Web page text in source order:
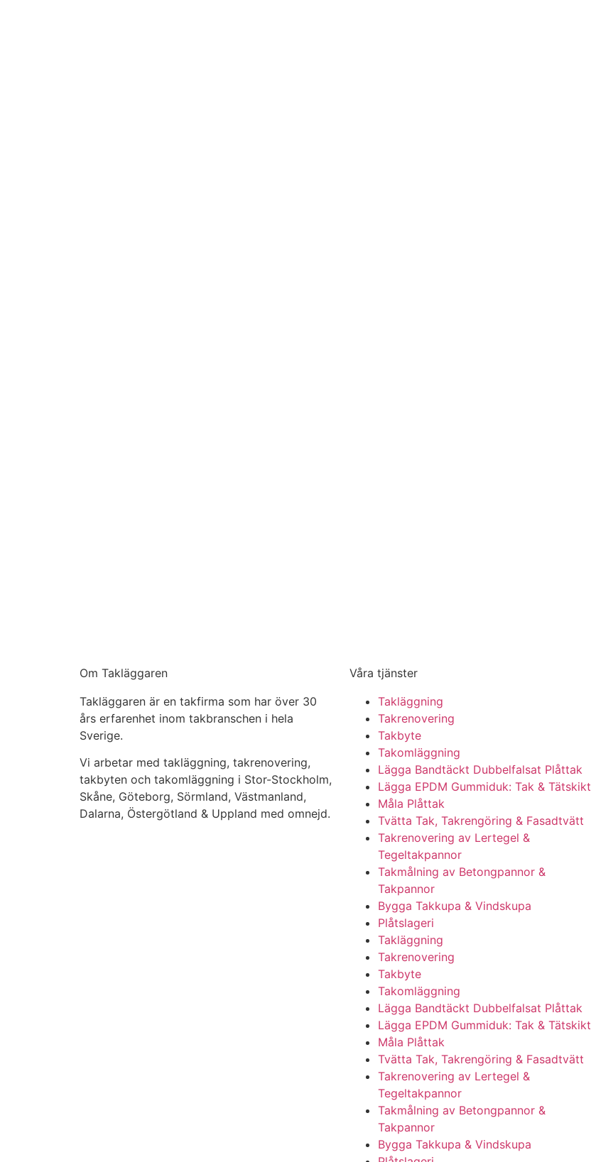
Om Takläggaren
Takläggaren är en takfirma som har över 30
års erfarenhet inom takbranschen i hela
Sverige.
Vi arbetar med takläggning, takrenovering,
takbyten och takomläggning i Stor-Stockholm,
Skåne, Göteborg, Sörmland, Västmanland,
Dalarna, Östergötland & Uppland med omnejd.
Våra tjänster
Takläggning
Takrenovering
Takbyte
Takomläggning
Lägga Bandtäckt Dubbelfalsat Plåttak
Lägga EPDM Gummiduk: Tak & Tätskikt
Måla Plåttak
Tvätta Tak, Takrengöring & Fasadtvätt
Takrenovering av Lertegel &
Tegeltakpannor
Takmålning av Betongpannor &
Takpannor
Bygga Takkupa & Vindskupa
Plåtslageri
Takläggning
Takrenovering
Takbyte
Takomläggning
Lägga Bandtäckt Dubbelfalsat Plåttak
Lägga EPDM Gummiduk: Tak & Tätskikt
Måla Plåttak
Tvätta Tak, Takrengöring & Fasadtvätt
Takrenovering av Lertegel &
Tegeltakpannor
Takmålning av Betongpannor &
Takpannor
Bygga Takkupa & Vindskupa